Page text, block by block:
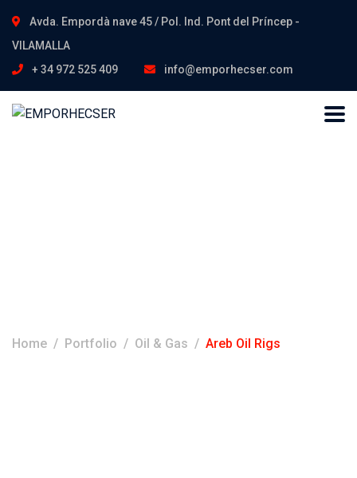
Avda. Empordà nave 45 / Pol. Ind. Pont del Príncep -
VILAMALLA
+ 34 972 525 409
info@emporhecser.com
Home Portfolio Oil & Gas Areb Oil Rigs